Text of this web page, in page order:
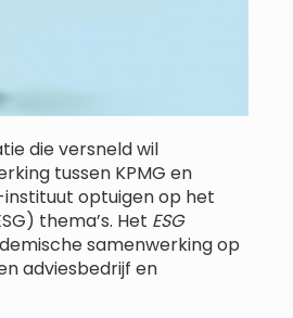
die versneld wil
tussen KPMG en
instituut optuigen op het
thema’s. Het ESG
samenwerking op
adviesbedrijf en